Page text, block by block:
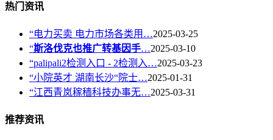
热门资讯
“电力买卖 电力市场各类用…2025-03-25
“斯洛伐克也推广转基因手…2025-03-10
“palipali2检测入口 - 2检测入…2025-03-23
“小院英才 湖南长沙“院士…2025-01-31
“江西青岚稼穑科技办事无…2025-03-31
推荐资讯